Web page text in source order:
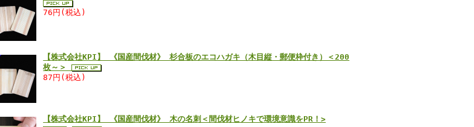
76円(税込)
【株式会社KPI】 《国産間伐材》 杉合板のエコハガキ（木目縦・郵便枠付き）＜200
枚～＞
87円(税込)
【株式会社KPI】 《国産間伐材》 木の名刺＜間伐材ヒノキで環境意識をPR！>